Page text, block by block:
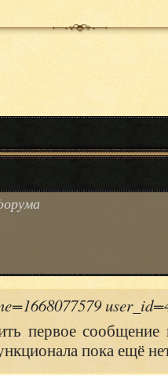
первое сообщение
пока ещё